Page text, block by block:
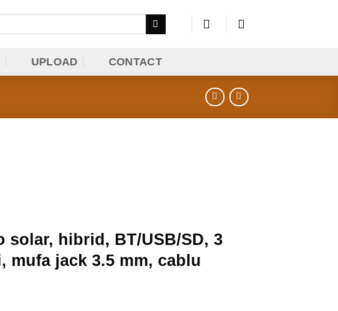
UPLOAD CONTACT
solar, hibrid, BT/USB/SD, 3
mufa jack 3.5 mm, cablu